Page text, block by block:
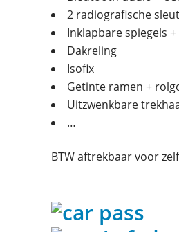
2 radiografische
Inklapbare spiegels
Dakreling
Isofix
Getinte ramen +
Uitzwenkbare
…
BTW aftrekbaar voor